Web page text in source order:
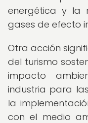
energética y la
gases de efecto
Otra acción
del turismo
impacto
industria para
la
con el medio